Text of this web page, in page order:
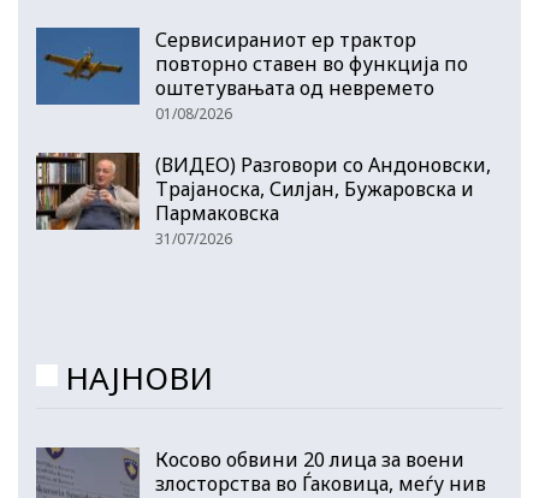
Сервисираниот ер трактор
повторно ставен во функција по
оштетувањата од невремето
01/08/2026
(ВИДЕО) Разговори со Андоновски,
Трајаноска, Силјан, Бужаровска и
Пармаковска
31/07/2026
НАЈНОВИ
Косово обвини 20 лица за воени
злосторства во Ѓаковица, меѓу нив